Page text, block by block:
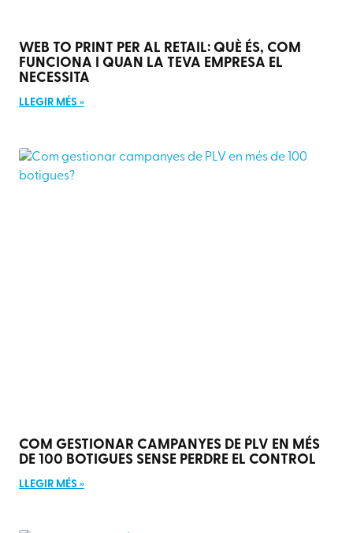
WEB TO PRINT PER AL RETAIL: QUÈ ÉS, COM
FUNCIONA I QUAN LA TEVA EMPRESA EL
NECESSITA
LLEGIR MÉS »
COM GESTIONAR CAMPANYES DE PLV EN MÉS
DE 100 BOTIGUES SENSE PERDRE EL CONTROL
LLEGIR MÉS »